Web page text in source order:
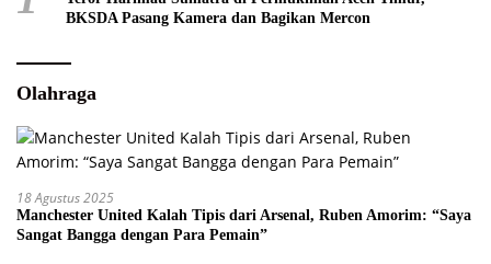
BKSDA Pasang Kamera dan Bagikan Mercon
Olahraga
18 Agustus 2025
Manchester United Kalah Tipis dari Arsenal, Ruben Amorim: “Saya
Sangat Bangga dengan Para Pemain”